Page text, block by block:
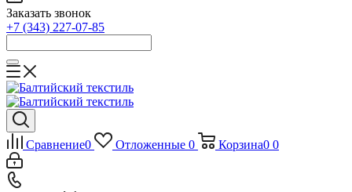
Заказать звонок
+7 (343) 227-07-85
Сравнение0 Отложенные 0 Корзина0 0